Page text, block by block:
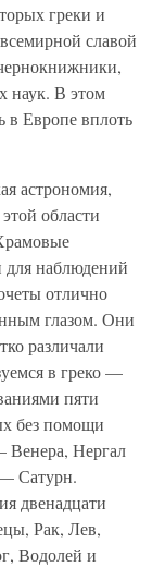
греки и
славой
наук. В этом
в Европе вплоть
астрономия,
области
для наблюдений
отлично
глазом. Они
различали
в греко —
пяти
без помощи
Нергал
Сатурн.
двенадцати
Рак, Лев,
Водолей и